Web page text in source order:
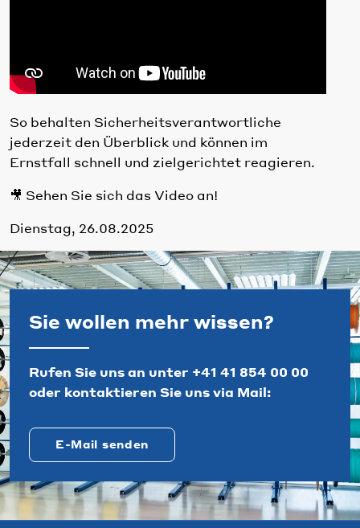
So behalten Sicherheitsverantwortliche
jederzeit den Überblick und können im
Ernstfall schnell und zielgerichtet reagieren.
🎥 Sehen Sie sich das Video an!
Dienstag, 26.08.2025
Sie wollen mehr wissen?
Rufen Sie uns an unter +41 41 854 00 00
oder kontaktieren Sie uns via Mail:
E-Mail senden